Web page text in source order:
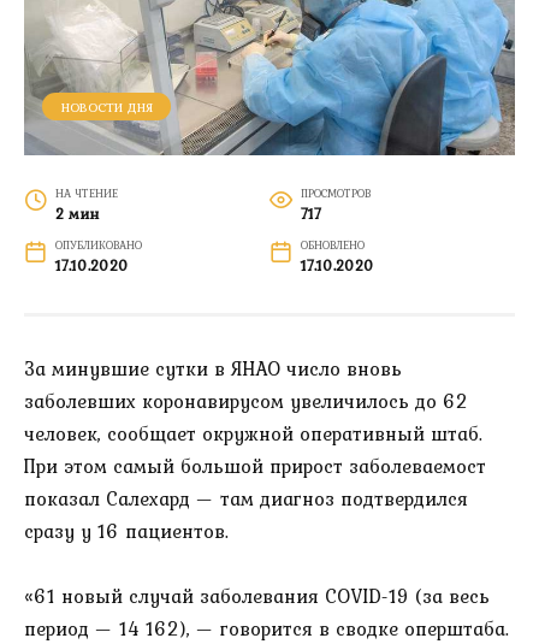
НОВОСТИ ДНЯ
НА ЧТЕНИЕ
2 мин
ПРОСМОТРОВ
717
ОПУБЛИКОВАНО
17.10.2020
ОБНОВЛЕНО
17.10.2020
За минувшие сутки в ЯНАО число вновь
заболевших коронавирусом увеличилось до 62
человек, сообщает окружной оперативный штаб.
При этом самый большой прирост заболеваемост
показал Салехард — там диагноз подтвердился
сразу у 16 пациентов.
«61 новый случай заболевания COVID-19 (за весь
период — 14 162), — говорится в сводке оперштаба.